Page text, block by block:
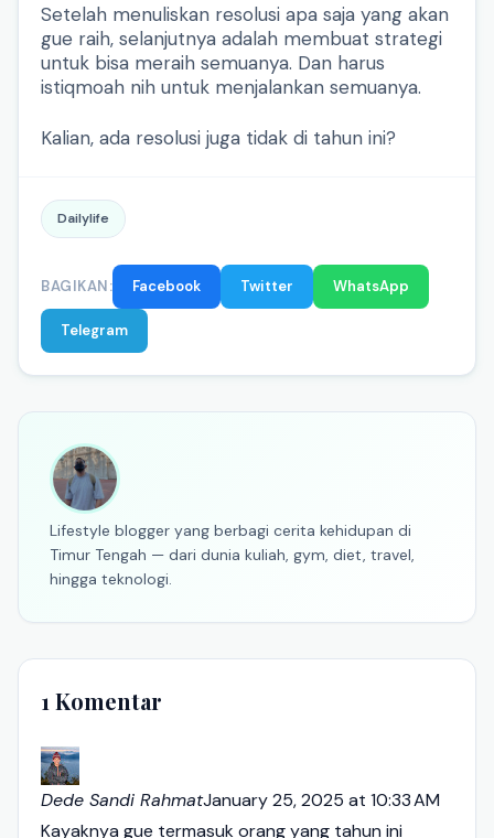
Setelah menuliskan resolusi apa saja yang akan
gue raih, selanjutnya adalah membuat strategi
untuk bisa meraih semuanya. Dan harus
istiqmoah nih untuk menjalankan semuanya.
Kalian, ada resolusi juga tidak di tahun ini?
Dailylife
BAGIKAN: Facebook Twitter WhatsApp
Telegram
Lifestyle blogger yang berbagi cerita kehidupan di
Timur Tengah — dari dunia kuliah, gym, diet, travel,
hingga teknologi.
1 Komentar
Dede Sandi RahmatJanuary 25, 2025 at 10:33 AM
Kayaknya gue termasuk orang yang tahun ini